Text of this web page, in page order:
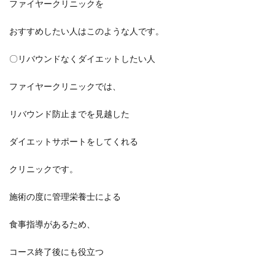
ファイヤークリニックを
おすすめしたい人はこのような人です。
〇リバウンドなくダイエットしたい人
ファイヤークリニックでは、
リバウンド防止までを見越した
ダイエットサポートをしてくれる
クリニックです。
施術の度に管理栄養士による
食事指導があるため、
コース終了後にも役立つ